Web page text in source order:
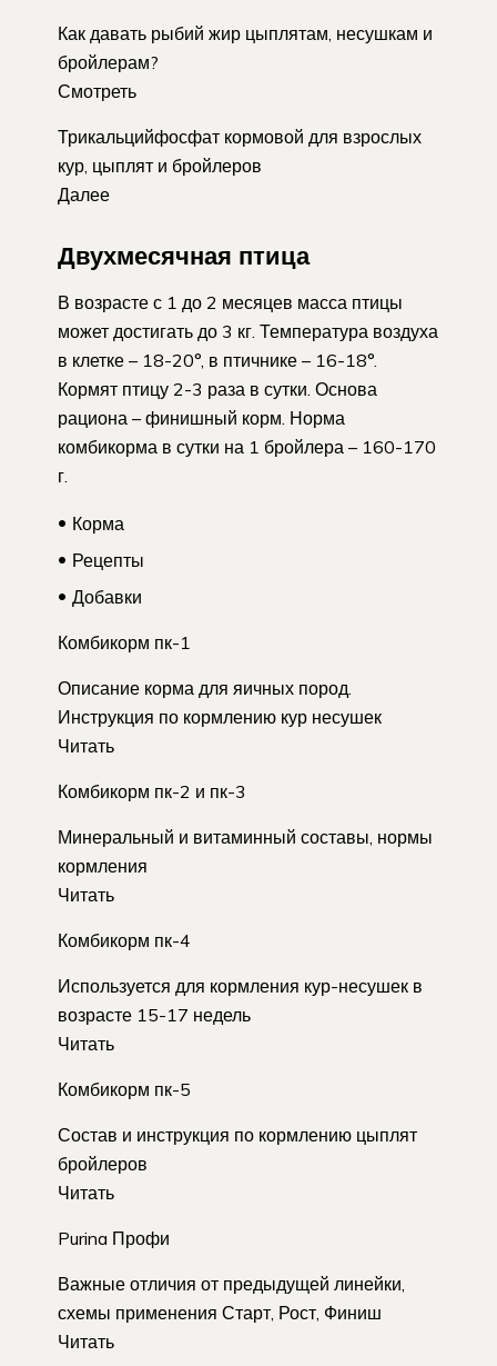
Как давать рыбий жир цыплятам, несушкам и
бройлерам?
Смотреть
Трикальцийфосфат кормовой для взрослых
кур, цыплят и бройлеров
Далее
Двухмесячная птица
В возрасте с 1 до 2 месяцев масса птицы
может достигать до 3 кг. Температура воздуха
в клетке – 18-20°, в птичнике – 16-18°.
Кормят птицу 2-3 раза в сутки. Основа
рациона – финишный корм. Норма
комбикорма в сутки на 1 бройлера – 160-170
г.
Корма
Рецепты
Добавки
Комбикорм пк-1
Описание корма для яичных пород.
Инструкция по кормлению кур несушек
Читать
Комбикорм пк-2 и пк-3
Минеральный и витаминный составы, нормы
кормления
Читать
Комбикорм пк-4
Используется для кормления кур-несушек в
возрасте 15-17 недель
Читать
Комбикорм пк-5
Состав и инструкция по кормлению цыплят
бройлеров
Читать
Purina Профи
Важные отличия от предыдущей линейки,
схемы применения Старт, Рост, Финиш
Читать